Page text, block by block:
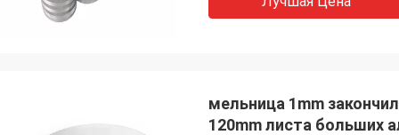
мельница 1mm
120mm листа больших